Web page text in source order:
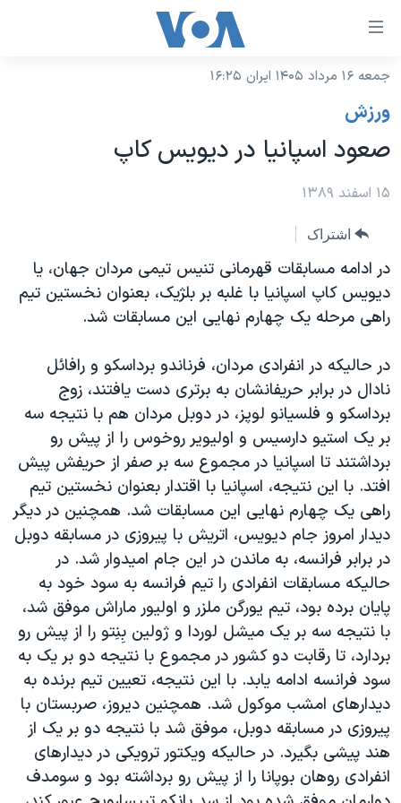
لینکهای
دسترسی
جهش
محتوای
جهش
اصلی
جهش
به
نسخه سبک وب‌سایت
موضوع ها
ایران
آمریکا
ورزشی
گزیده‌ها
ویدیوها
فرهنگ و زندگی
حقوق شهروندی
اقتصادی
علم و فناوری
اسرائیل در جنگ
گالری عکس
آرشیو پخش زنده
برنامه های تلویزیونی
جدول برنامه ها
صفحه‌های ویژه
جام جهانی ۲۰۲۶
عملیات خشم حماسی
بایگانی برنامه‌های تلویزیونی
مستندها
انتخابات ریاست جمهوری آمریکا ۲۰۲۴
حمله جمهوری اسلامی به اسرائیل
رمز مهسا
ورزش زنان در ایران
اعتراضات زن، زندگی، آزادی
مجموعه مستندهای دادخواهی
تریبونال مردمی آبان ۹۸
دادگاه حمید نوری
چهل سال گروگان‌گیری
قانون شفافیت دارائی کادر رهبری ایران
اعتراضات مردمی آبان ۹۸
فرکانس‌های صدای آمریکا
پخش رادیویی
یادگیری زبان انگلیسی
دنبال کنید
زبانهای مختلف
جمعه ۱۶ مرداد ۱۴۰۵ ایران ۱۶:۲۵
ورزش
صعود اسپانیا در دیویس کاپ
۱۵ اسفند ۱۳۸۹
اشتراک
در ادامه مسابقات قهرمانی تنیس تیمی مردان جهان، یا
دیویس کاپ اسپانیا با غلبه بر بلژیک، بعنوان نخستین تیم
راهی مرحله یک چهارم نهایی این مسابقات شد.
در حالیکه در انفرادی مردان، فرناندو برداسکو و رافائل
نادال در برابر حریفانشان به برتری دست یافتند، زوج
برداسکو و فلسیانو لوپز، در دوبل مردان هم با نتیجه سه
بر یک استیو دارسیس و اولیویر روخوس را از پیش رو
برداشتند تا اسپانیا در مجموع سه بر صفر از حریفش پیش
افتد. با این نتیجه، اسپانیا با اقتدار بعنوان نخستین تیم
راهی یک چهارم نهایی این مسابقات شد. همچنین در دیگر
دیدار امروز جام دیویس، اتریش با پیروزی در مسابقه دوبل
در برابر فرانسه، به ماندن در این جام امیدوار شد. در
حالیکه مسابقات انفرادی را تیم فرانسه به سود خود به
پایان برده بود، تیم یورگن ملزر و اولیور ماراش موفق شد،
با نتیجه سه بر یک میشل لوردا و ژولین بِنِتو را از پیش رو
بردارد، تا رقابت دو کشور در مجموع با نتیجه دو بر یک به
سود فرانسه ادامه یابد. با این نتیجه، تعیین تیم برنده به
دیدارهای امشب موکول شد. همچنین دیروز، صربستان با
پیروزی در مسابقه دوبل، موفق شد با نتیجه دو بر یک از
هند پیشی بگیرد. در حالیکه ویکتور ترویکی در دیدارهای
انفرادی روهان بوپانا را از پیش رو برداشته بود و سومدف